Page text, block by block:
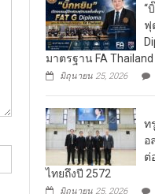
“
ฟุ
มาตรฐาน FA Thailand
มิถุนายน 25, 2026
ท
อ
ต่
ไทยถึงปี 2572
มิถุนายน 25, 2026